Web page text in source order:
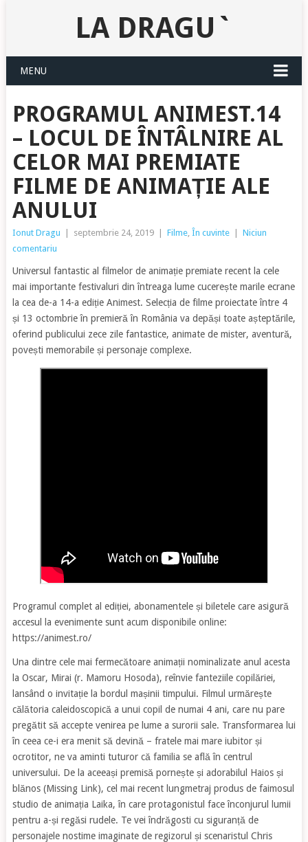
LA DRAGU`
MENU
PROGRAMUL ANIMEST.14
– LOCUL DE ÎNTÂLNIRE AL
CELOR MAI PREMIATE
FILME DE ANIMAȚIE ALE
ANULUI
Ionut Dragu septembrie 24, 2019 Filme, În cuvinte
Niciun
comentariu
Universul fantastic al filmelor de animație premiate recent la cele
mai importante festivaluri din întreaga lume cucerește marile ecrane
la cea de-a 14-a ediție Animest. Selecția de filme proiectate între 4
și 13 octombrie în premieră în România va depăși toate așteptările,
oferind publicului zece zile fantastice, animate de mister, aventură,
povești memorabile și personaje complexe.
Programul complet al ediției, abonamentele și biletele care asigură
accesul la evenimente sunt acum disponibile online:
https://animest.ro/
Una dintre cele mai fermecătoare animații nominalizate anul acesta
la Oscar, Mirai (r. Mamoru Hosoda), reînvie fanteziile copilăriei,
lansând o invitație la bordul mașinii timpului. Filmul urmărește
călătoria caleidoscopică a unui copil de numai 4 ani, care nu pare
pregătit să accepte venirea pe lume a surorii sale. Transformarea lui
în ceea ce-i era menit să devină – fratele mai mare iubitor și
ocrotitor, ne va aminti tuturor că familia se află în centrul
universului. De la aceeași premisă pornește și adorabilul Haios și
blănos (Missing Link), cel mai recent lungmetraj produs de faimosul
studio de animația Laika, în care protagonistul face înconjurul lumii
pentru a-și regăsi rudele. Te vei îndrăgosti cu siguranță de
personajele nostime imaginate de regizorul și scenaristul Chris